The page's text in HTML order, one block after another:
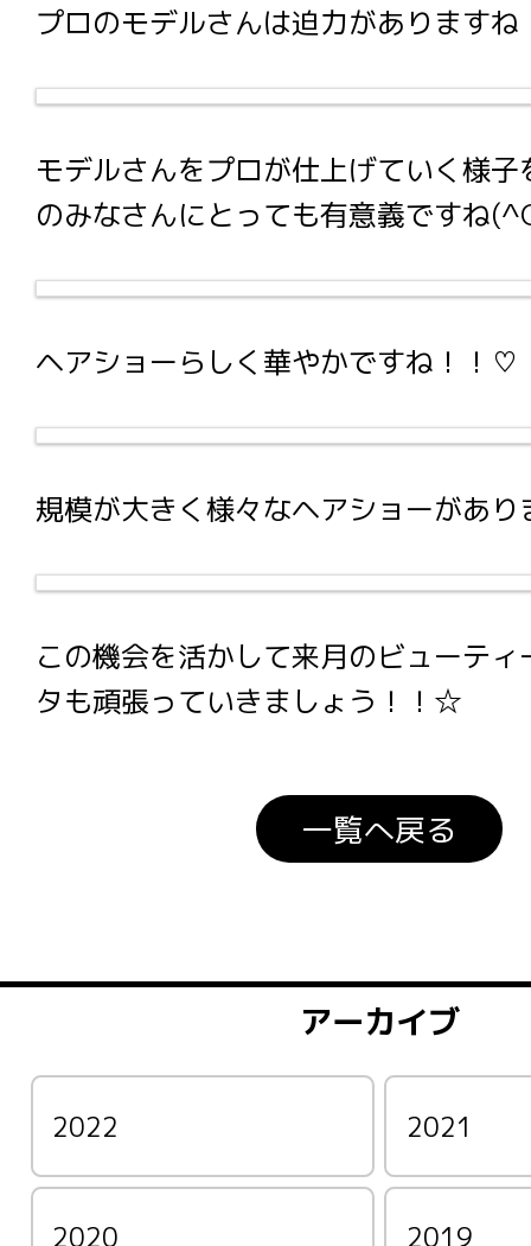
プロのモデルさんは迫力がありますね
モデルさんをプロが仕上げていく様
のみなさんにとっても有意義ですね
ヘアショーらしく華やかですね！！♡
規模が大きく様々なヘアショーがあり
この機会を活かして来月のビューテ
タも頑張っていきましょう！！☆
一覧へ戻る
アーカイブ
2022 2021
2020 2019